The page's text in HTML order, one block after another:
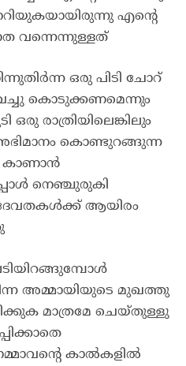
എന്റെ
വന്നെന്നുള്ളത്
ഒരു പിടി ചോറ്
കൊടുക്കണമെന്നും
രാത്രിയിലെങ്കിലും
കൊണ്ടുറങ്ങുന്ന
കാണാൻ
നെഞ്ചുരുകി
ആയിരം
അമ്മായിയുടെ മുഖത്തു
മാത്രമേ ചെയ്തുള്ളു
കാൽകളിൽ